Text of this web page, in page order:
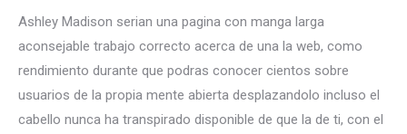
Ashley Madison seri­an una pagina con manga larga
aconsejable trabajo correcto acerca de una la web, como
rendimiento durante que podras conocer cientos sobre
usuarios de la propia mente abierta desplazandolo incluso el
cabello nunca ha transpirado disponible de que la de ti, con el